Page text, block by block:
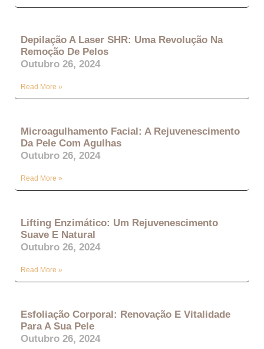
Depilação A Laser SHR: Uma Revolução Na
Remoção De Pelos
Outubro 26, 2024
Read More »
Microagulhamento Facial: A Rejuvenescimento
Da Pele Com Agulhas
Outubro 26, 2024
Read More »
Lifting Enzimático: Um Rejuvenescimento
Suave E Natural
Outubro 26, 2024
Read More »
Esfoliação Corporal: Renovação E Vitalidade
Para A Sua Pele
Outubro 26, 2024